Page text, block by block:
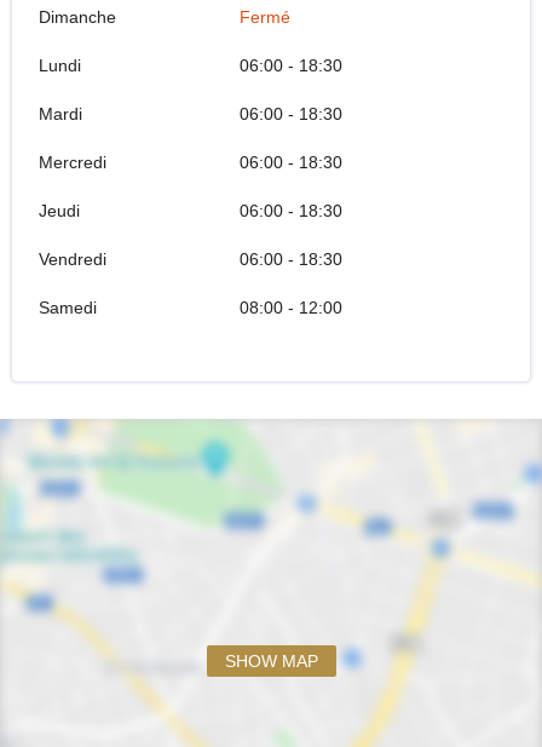
Dimanche Fermé
Lundi 06:00 - 18:30
Mardi 06:00 - 18:30
Mercredi 06:00 - 18:30
Jeudi 06:00 - 18:30
Vendredi 06:00 - 18:30
Samedi 08:00 - 12:00
SHOW MAP